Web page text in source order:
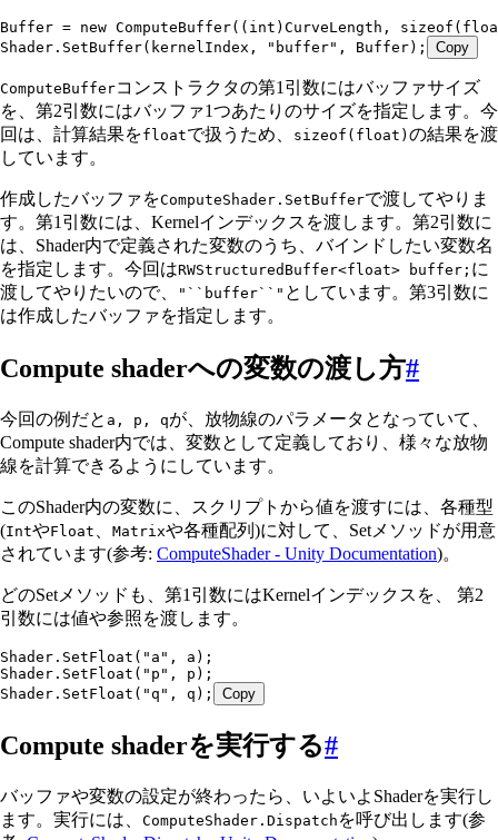
Buffer = new ComputeBuffer(( int )CurveLength , sizeof (
Shader . SetBuffer(kernelIndex , " buffer" , Buffer); Copy
ComputeBufferコンストラクタの第1引数にはバッファサイズ
を、第2引数にはバッファ1つあたりのサイズを指定します。今
回は、計算結果をfloatで扱うため、 sizeof(float) の結果を渡
しています。
作成したバッファをComputeShader.SetBufferで渡してやりま
す。第1引数には、Kernelインデックスを渡します。第2引数に
は、Shader内で定義された変数のうち、バインドしたい変数名
を指定します。今回はRWStructuredBuffer<float> buffer; に
渡してやりたいので、
"``buffer``" としています。第3引数に
は作成したバッファを指定します。
Compute shaderへの変数の渡し方#
今回の例だと a, p, qが、放物線のパラメータとなっていて、
Compute shader内では、変数として定義しており、様々な放物
線を計算できるようにしています。
このShader内の変数に、スクリプトから値を渡すには、各種型
(IntやFloat Matrixや各種配列)に対して、Setメソッドが用意
されています(参考: ComputeShader - Unity Documentation)。
どのSetメソッドも、第1引数にはKernelインデックスを、 第2
引数には値や参照を渡します。
Shader . SetFloat ( " a " ,
a);
Shader . SetFloat ( " p " ,
p);
Shader . SetFloat ( "q " , q); Copy
Compute shaderを実行する#
バッファや変数の設定が終わったら、いよいよShaderを実行し
ます。実行には、 ComputeShader.Dispatch を呼び出します(参